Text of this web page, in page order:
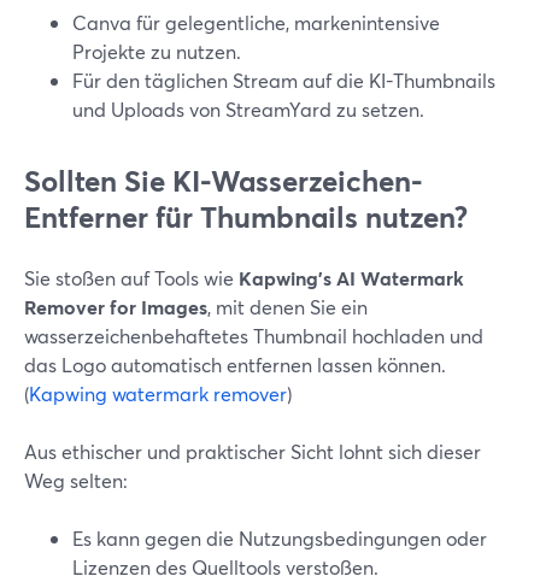
Canva für gelegentliche, markenintensive
Projekte zu nutzen.
Für den täglichen Stream auf die KI-Thumbnails
und Uploads von StreamYard zu setzen.
Sollten Sie KI-Wasserzeichen-
Entferner für Thumbnails nutzen?
Sie stoßen auf Tools wie Kapwing’s AI Watermark
Remover for Images, mit denen Sie ein
wasserzeichenbehaftetes Thumbnail hochladen und
das Logo automatisch entfernen lassen können.
(Kapwing watermark remover)
Aus ethischer und praktischer Sicht lohnt sich dieser
Weg selten:
Es kann gegen die Nutzungsbedingungen oder
Lizenzen des Quelltools verstoßen.